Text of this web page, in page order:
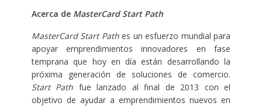
Acerca de MasterCard Start Path
MasterCard Start Pathes un esfuerzo mundial para
apoyar emprendimientos innovadores en fase
temprana que hoy en día están desarrollando la
próxima generación de soluciones de comercio.
Start Path fue lanzado al final de 2013 con el
objetivo de ayudar a emprendimientos nuevos en